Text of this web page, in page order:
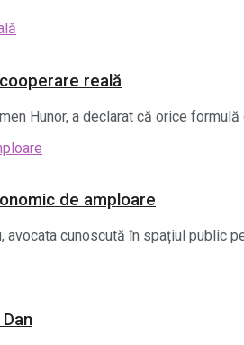
reală
Hunor, a declarat că orice formulă
de amploare
avocata cunoscută în spațiul public